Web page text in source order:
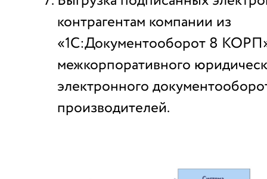
контрагентам компании из
«1С:Документооборот 8
межкорпоративного
электронного
производителей.